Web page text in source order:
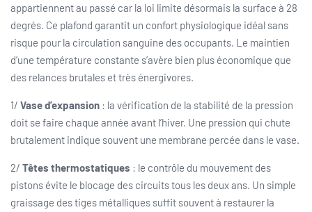
appartiennent au passé car la loi limite désormais la surface à 28
degrés. Ce plafond garantit un confort physiologique idéal sans
risque pour la circulation sanguine des occupants. Le maintien
d’une température constante s’avère bien plus économique que
des relances brutales et très énergivores.
1/ Vase d’expansion : la vérification de la stabilité de la pression
doit se faire chaque année avant l’hiver. Une pression qui chute
brutalement indique souvent une membrane percée dans le vase.
2/ Têtes thermostatiques : le contrôle du mouvement des
pistons évite le blocage des circuits tous les deux ans. Un simple
graissage des tiges métalliques suffit souvent à restaurer la